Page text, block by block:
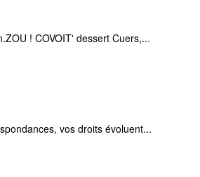
! COVOIT' dessert Cuers,...
vos droits évoluent...